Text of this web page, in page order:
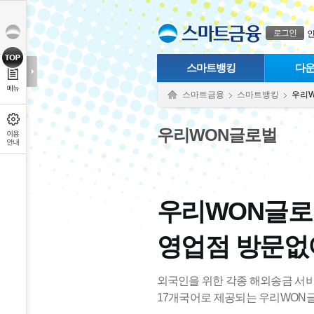
본문으로 바로가기
푸터 바로가기
로그인
스마트뱅킹 다
스마트금융 스마트뱅킹 우리
우리WON글로벌
우리WON글
영업점 방문
외국인을 위한 각종 해외송금 서
17개국어로 제공되는 우리WON